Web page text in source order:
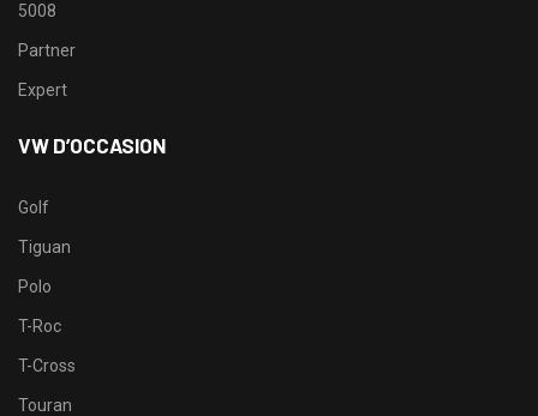
5008
Partner
Expert
VW D’OCCASION
Golf
Tiguan
Polo
T-Roc
T-Cross
Touran